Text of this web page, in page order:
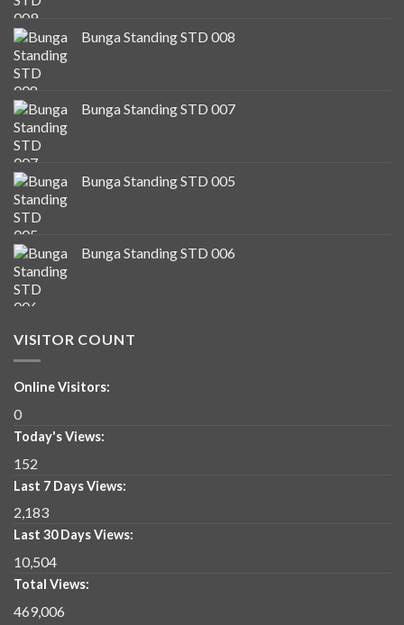
Bunga Standing STD 008
Bunga Standing STD 007
Bunga Standing STD 005
Bunga Standing STD 006
VISITOR COUNT
Online Visitors:
0
Today's Views:
152
Last 7 Days Views:
2,183
Last 30 Days Views:
10,504
Total Views:
469,006